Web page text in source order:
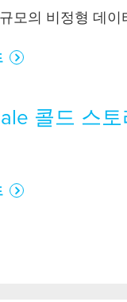
모의 비정형 데
콜드 스토